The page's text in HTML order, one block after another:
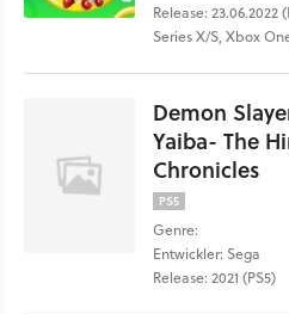
Release: 23.06.2022
Series X/S, Xbox
Demon
Yaiba- The
Chronicles
PS5
Genre:
Entwickler: Sega
Release: 2021 (PS5)